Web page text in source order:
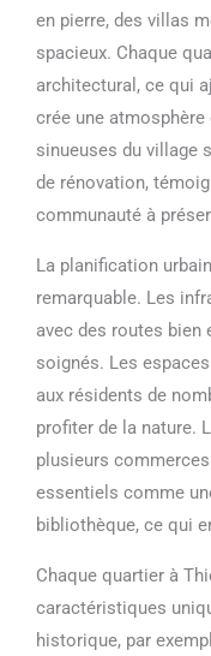
en pierre, des villas
spacieux. Chaque
architectural, ce qui
crée une
sinueuses du village
de rénovation,
communauté à
La planification
remarquable. Les
avec des routes bien
soignés. Les
aux résidents de
profiter de la nature.
plusieurs
essentiels comme
bibliothèque, ce qui
Chaque quartier à
caractéristiques
historique, par